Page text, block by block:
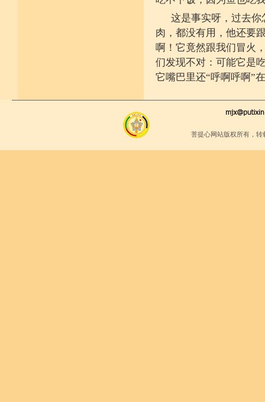
这是事实呀，过去
肉，都没有用，他还要
啊！它竟然跟我们冒火
们发现不对：可能它是
它嘴巴里还“呼啊呼啊”
菩提心网站版权所有，